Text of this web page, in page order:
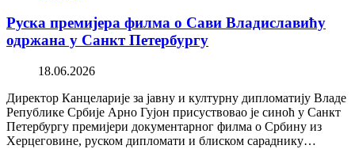
Руска премијера филма о Сави Владиславићу
одржана у Санкт Петербургу
18.06.2026
Директор Канцеларије за јавну и културну дипломатију Владе
Републике Србије Арно Гујон присуствовао је синоћ у Санкт
Петербургу премијери документарног филма о Србину из
Херцеговине, руском дипломати и блиском сараднику…